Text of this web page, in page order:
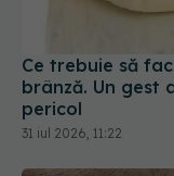
Ce trebuie să
brânză. Un gest
pericol
31 iul 2026, 11:22